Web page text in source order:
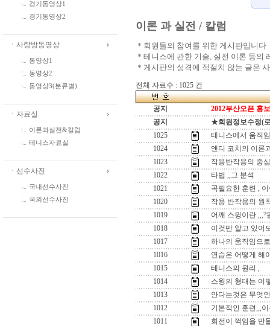
경기동영상1
경기동영상2
ㆍ사랑방동영상
동영상1
동영상2
동영상3(분류별)
ㆍ자료실
이론과실전&칼럼
테니스자료실
ㆍ선수사진
국내선수사진
국외선수사진
이론 과 실전 / 칼럼
＊회원들의 참여를 위한 게시판입니다
＊테니스에 관한 기술, 실전 이론 등의
＊게시판의 성격에 적절치 않는 글은
전체 자료수 : 1025 건
공지
2012부산오픈 홍
공지
★회원정보수정(
1025
테니스에서 움직
1024
앤디 코치의 이론
1023
작용반작용의 중
1022
타법 ,,그 분석
1021
곡필요한 훈련 ,
1020
작용 반작용의 원
1019
어깨 스윙이란
1018
이것만 알고 있어
1017
하나의 움직임으
1016
연습은 어떻게 해
1015
테니스의 원리 ,
1014
스윙의 형태는 어
1013
안다는것은 무엇
1012
기본적인 훈련,,,
1011
회전이 꺽임을 만